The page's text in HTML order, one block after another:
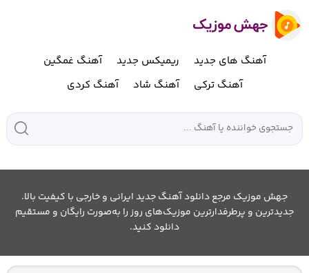
آهنگ های جدید ریمیکس جدید
آهنگ غمگین
آهنگ ترکی
آهنگ شاد آهنگ کردی
جهش موزیک مرجع دانلود آهنگ جدید ایرانی و خارجی با کیفیت بالا.
جدیدترین و پرطرفدارترین موزیک‌های روز را به‌صورت رایگان و مستقیم
دانلود کنید.